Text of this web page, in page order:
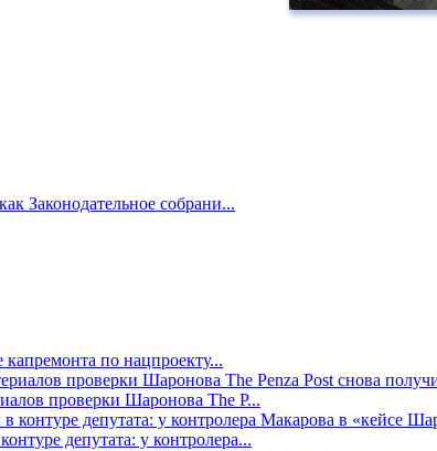
Законодательное собрани...
по нацпроекту...
проверки Шаронова The P...
депутата: у контролера...